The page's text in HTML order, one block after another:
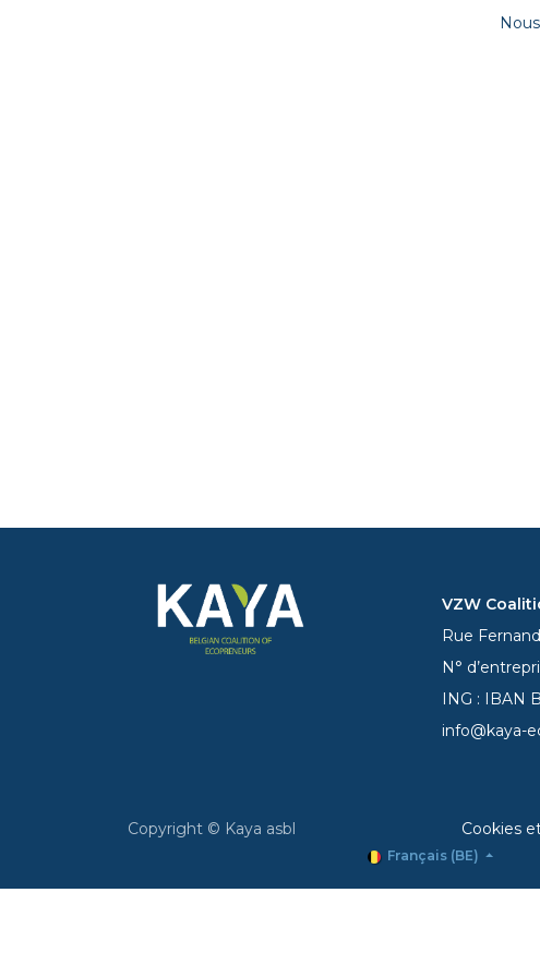
VZW
Rue
N°
ING : IBAN
info@kaya-
Copyright © Kaya asbl Cookies
Français (BE)